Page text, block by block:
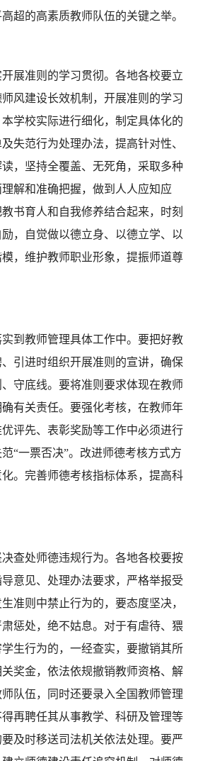
超的高素质教师队伍的关键之举。
展准则的学习贯彻。各地各校要立
风建设长效机制，开展准则的学习
学校实际进行细化，制定具体化的
失范行为处理办法，提高针对性、
，坚持全覆盖、无死角，采取多种
解和准确把握，做到人人应知应
书育人和自我修养结合起来，时刻
，自觉做以德立身、以德立学、以
，维护教师职业形象，提振师道尊
到教师管理具体工作中。要把好教
引进时组织开展准则的宣讲，确保
守底线。要将准则要求体现在教师
有关责任。要强化考核，在教师年
评先、表彰奖励等工作中必须进行
“一票否决”。改进师德考核方式方
。完善师德考核指标体系，提高科
查处师德违规行为。各地各校要按
意见、处理办法要求，严格举报受
准则中禁止行为的，要态度坚决，
惩处，绝不姑息。对于有虐待、猥
生行为的，一经查实，要撤销其所
奖金，依法依规撤销教师资格、解
队伍，同时还要录入全国教师管理
再聘任其从事教学、科研及管理等
及时移送司法机关依法处理。要严